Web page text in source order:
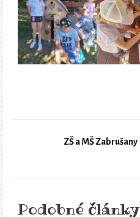
ZŠ a MŠ Zabrušany
Podobné články